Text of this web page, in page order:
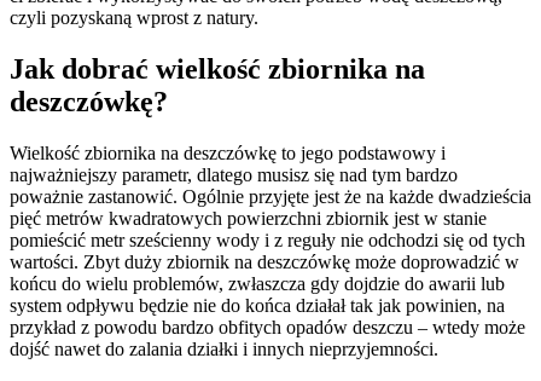
czyli pozyskaną wprost z natury.
Jak dobrać wielkość zbiornika na
deszczówkę?
Wielkość zbiornika na deszczówkę to jego podstawowy i
najważniejszy parametr, dlatego musisz się nad tym bardzo
poważnie zastanowić. Ogólnie przyjęte jest że na każde dwadzieścia
pięć metrów kwadratowych powierzchni zbiornik jest w stanie
pomieścić metr sześcienny wody i z reguły nie odchodzi się od tych
wartości. Zbyt duży zbiornik na deszczówkę może doprowadzić w
końcu do wielu problemów, zwłaszcza gdy dojdzie do awarii lub
system odpływu będzie nie do końca działał tak jak powinien, na
przykład z powodu bardzo obfitych opadów deszczu – wtedy może
dojść nawet do zalania działki i innych nieprzyjemności.